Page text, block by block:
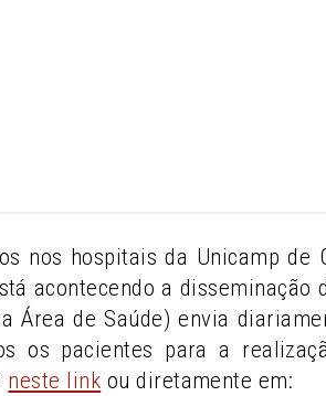
nos hospitais da Unicamp de
acontecendo a disseminação
de Saúde) envia
os pacientes para a
neste link ou diretamente em: